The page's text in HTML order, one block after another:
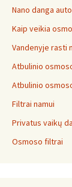
Nano danga
Kaip veikia
Vandenyje rasti
Atbulinio
Atbulinio
Filtrai namui
Privatus vaikų
Osmoso filtrai